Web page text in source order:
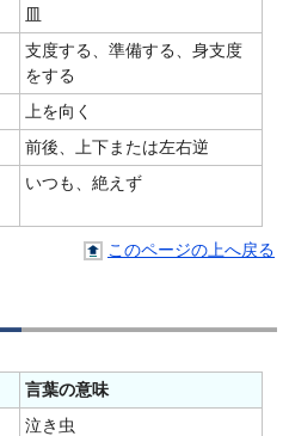
皿
支度する、準備する、身支度
をする
上を向く
前後、上下または左右逆
いつも、絶えず
このページの上へ戻る
言葉の意味
泣き虫